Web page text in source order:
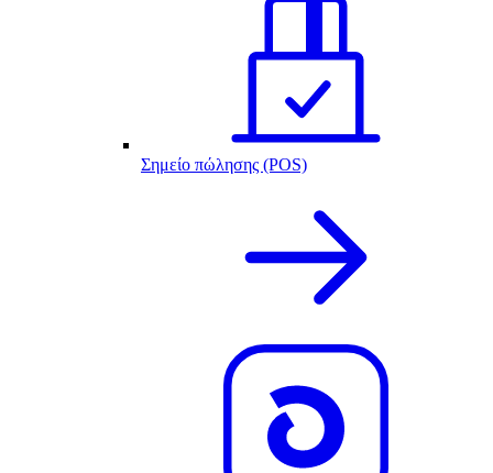
Σημείο πώλησης (POS)